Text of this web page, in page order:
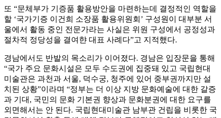
또 “문체부가 기증품 활용방안을 마련하는데 결정적인 역할을
할 ‘국가기증 이건희 소장품 활용위원회’ 구성원이 대부분 서
울에서 활동 중인 전문가라는 사실은 위원 구성에서 공정성과
절차적 정당성을 결여햔 대표 사례다”고 지적했다.
경남에서도 반발의 목소리가 이어졌다. 경남은 입장문을 통해
“국가 주요 문화시설은 모두 수도권에 집중돼 있고 국립현대
미술관은 과천과 서울, 덕수궁, 청주에 있어 중부권까지만 설
치된 상황”이라며 “정부는 더 이상 지방 문화예술에 대한 갈증
과 기대, 국민의 문화 기본권 향상과 문화분권에 대한 요구를
외면해서는 안 된다. 국립현대미술관 남부관 건립을 비롯한 국